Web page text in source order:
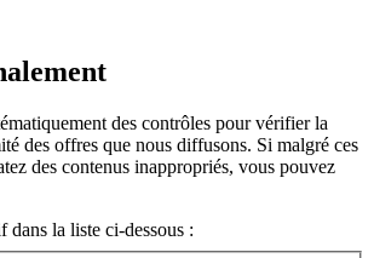
des contrôles pour vérifier la
des offres que nous diffusons. Si malgré ces
des contenus inappropriés, vous pouvez
dans la liste ci-dessous :